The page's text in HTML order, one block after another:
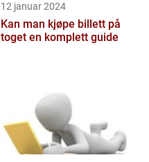
12 januar 2024
Kan man kjøpe billett på
toget en komplett guide